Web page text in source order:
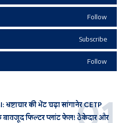
Follow
Subscribe
Follow
की भेंट चढ़ा सांगानेर CETP
बावजूद फिल्टर प्लांट फेल! ठेकेदार और